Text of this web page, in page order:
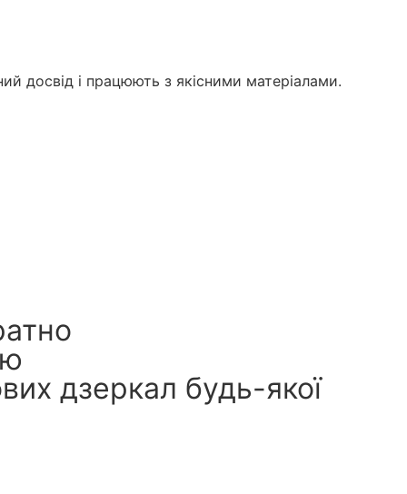
досвід і працюють з якісними матеріалами.
дзеркал будь-якої